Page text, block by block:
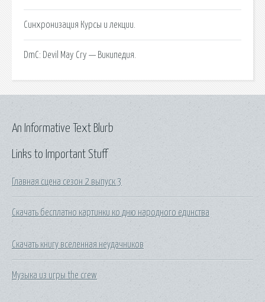
Синхронизация Курсы и лекции.
DmC: Devil May Cry — Википедия.
Links to Important Stuff
Главная сцена сезон 2 выпуск 3
Скачать бесплатно картинки ко дню народного единства
Скачать книгу вселенная неудачников
Музыка из игры the crew
An Informative Text Blurb